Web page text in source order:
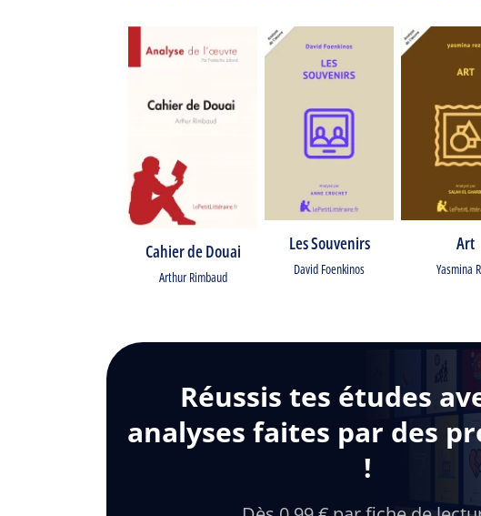
Cahier de Douai
Arthur Rimbaud
Les Souvenirs
David Foenkinos
Art
Yasmina
Réussis tes études
analyses faites par des
!